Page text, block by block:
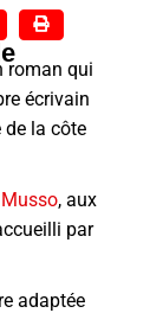
roman qui
écrivain
de la côte
, aux
par
adaptée